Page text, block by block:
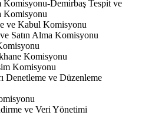
Komisyonu-Demirbaş Tespit ve
Komisyonu
ve Kabul Komisyonu
Satın Alma Komisyonu
Komisyonu
Komisyonu
Denetleme ve Düzenleme
ve Veri Yönetimi